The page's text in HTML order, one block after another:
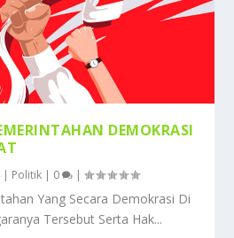
DEMOKRASI
| Politik | 0 |
Yang Secara Demokrasi Di
Tersebut Serta Hak...